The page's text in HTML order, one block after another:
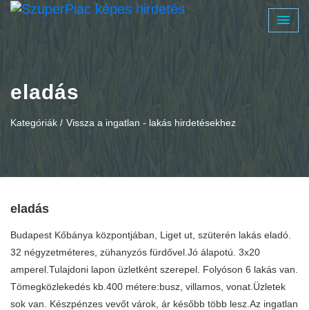
eladás
Kategóriák / Vissza a ingatlan - lakás hirdetésekhez
eladás
Budapest Kőbánya központjában, Liget ut, szüterén lakás eladó.
32 négyzetméteres, zühanyzós fürdővel.Jó álapotú. 3x20
amperel.Tulajdoni lapon üzletként szerepel. Folyóson 6 lakás van.
Tömegközlekedés kb.400 métere:busz, villamos, vonat.Üzletek
sok van. Készpénzes vevőt várok, ár később több lesz.Az ingatlan